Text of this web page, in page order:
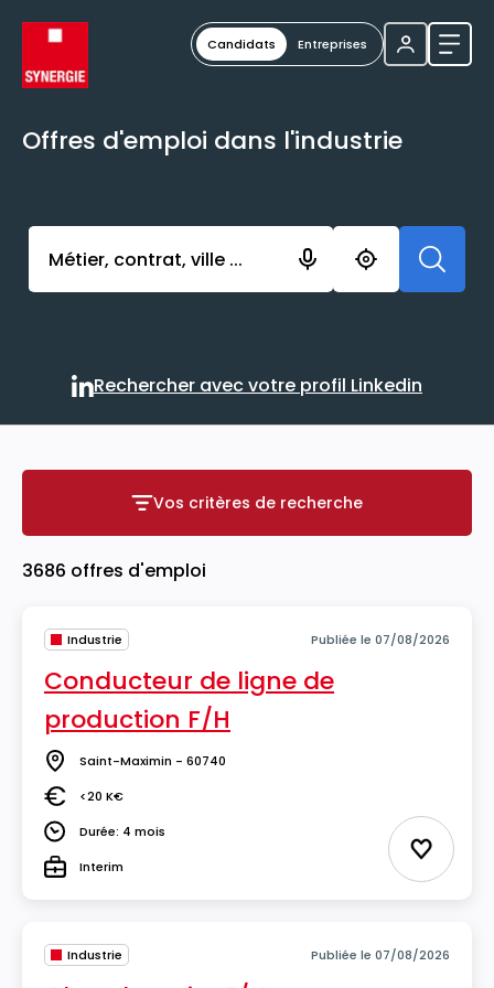
Candidats Entreprises
Offres d'emploi dans l'industrie
Activer l’élément pour lancer l’enregistrement.
Rechercher avec votre
Rechercher avec votre profil Linkedin
Vos critères de recherche
Vos critères de recherche
3686 offres d'emploi
Industrie Publiée le 07/08/2026
Conducteur de ligne de
production F/H
Lieu Saint-Maximin - 60740
Salaire<20 K€
DuréeDurée: 4 mois
TypeInterim Ajouter
Industrie Publiée le 07/08/2026